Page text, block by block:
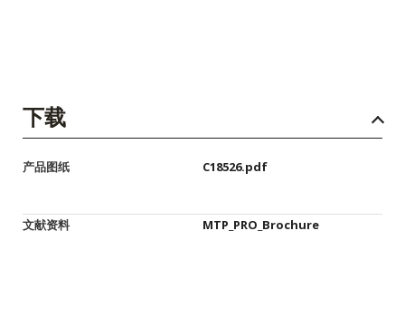
下载
产品图纸 C18526.pdf
文献资料 MTP_PRO_Brochure